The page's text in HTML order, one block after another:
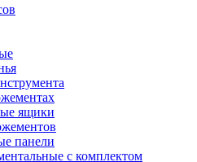
ящики
панели
с комплектом